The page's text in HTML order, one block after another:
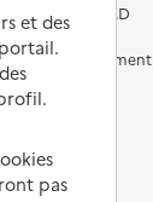
en EHPAD
accompagnement
et des
pas